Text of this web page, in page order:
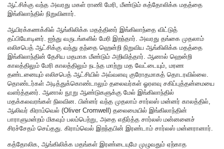
ஆட்சிக்கு வந்த அவரது மகள் ராணி மேரி, மீண்டும் கத்தோலிக்க மதத்தை
இங்கிலாந்தில் நிறுவினார்.
ஆயிரக்கணக்கில் ஆங்கிலிக்க மதத்தினர் இங்கிலாந்தை விட்டுத்
தப்பியோடினர். ஐந்து வருடங்களில் மேரி இறந்தார். அவரது தங்கை முதலாம்
எலிசபெத் ஆட்சிக்கு வந்து தந்தை ஹென்றி நிறுவிய ஆங்கிலிக்க மதத்தை
இங்கிலாந்தின் தேசிய மதமாக மீண்டும் அறிவித்தார். ஆனால் ஹென்றி
காலத்திலும் மேரி காலத்திலும் நடந்த மாற்று மத வேட்டையும், மரண
தண்டனையும் எலிசபெத் ஆட்சியில் அவ்வளவு குரோதமாகத் தொடரவில்லை.
தொண்டர்கள் அடித்துக்கொண்டாலும் தலைவர்கள் ஓரளவு சகிப்புத்தன்மையை
வளர்த்தனர். ஆனால் நூறு ஆண்டுகளுக்கு மேல் இங்கிலாந்தில்
மதக்கலவரங்கள் நிலவின. பின்னர் வந்த முதலாம் சார்லஸ் மன்னர் காலத்தில்,
ஆலிவர் கிராம்வெல் (Oliver Cromwell) தலைமையில் இங்கிலாந்தின்
பாராளுமன்றம் மிகவும் பலம்பெற்று, அதை எதிர்த்த சார்லஸ் மன்னனைச்
சிரச்சேதம் செய்தது. கிராம்வெல் இறந்தபின் இரண்டாம் சார்லஸ் மன்னரானார்.
கத்தோலிக, ஆங்கிலிக்க மதங்கள் இரண்டையுமே முழுவதும் ஏற்காத